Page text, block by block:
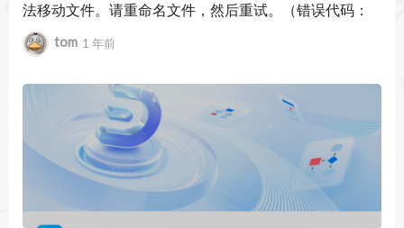
- 音乐
- 日历
- 浏览器
WidgetWall 3.5.0 更新内容：
法移动文件。请重命名文件，然后重试。（错误代码：
146）
tom 1 年前